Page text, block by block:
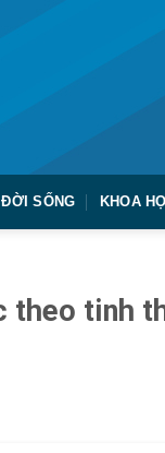
SỐNG KHOA
theo tinh